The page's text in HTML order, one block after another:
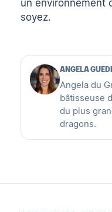
un environnement
soyez.
ANGELA
Angela du
bâtisseuse
du plus
dragons.